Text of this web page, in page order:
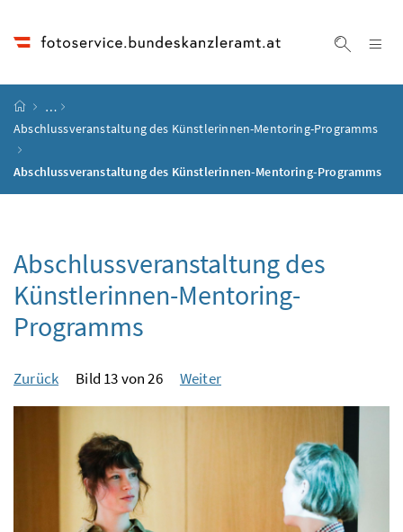
Startseite
…
Abschlussveranstaltung des Künstlerinnen-Mentoring-Programms
Abschlussveranstaltung des Künstlerinnen-Mentoring-Programms
Abschlussveranstaltung des
Künstlerinnen-Mentoring-
Programms
Zurück Bild 13 von 26 Weiter